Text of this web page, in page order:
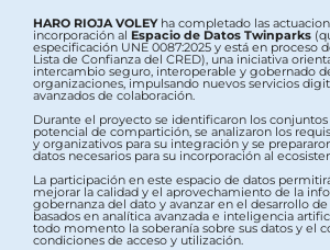
HARO RIOJA VOLEYha completado las
incorporación al Espacio de Datos Twinparks
especificación UNE 0087:2025 y está en proceso
Lista de Confianza del CRED), una iniciativa
intercambio seguro, interoperable y gobernado
organizaciones, impulsando nuevos servicios
avanzados de colaboración.
Durante el proyecto se identificaron los
potencial de compartición, se analizaron los
y organizativos para su integración y se
datos necesarios para su incorporación al
La participación en este espacio de datos
mejorar la calidad y el aprovechamiento de la
gobernanza del dato y avanzar en el desarrollo
basados en analítica avanzada e inteligencia
todo momento la soberanía sobre sus datos y el
condiciones de acceso y utilización.